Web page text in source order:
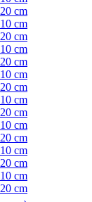
cm
cm
cm
cm
cm
cm
cm
cm
cm
cm
cm
cm
cm
cm
cm